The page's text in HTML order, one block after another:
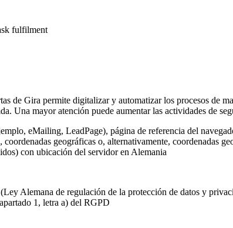
fulfilment
de Gira permite digitalizar y automatizar los procesos de
Una mayor atención puede aumentar las actividades de
eMailing, LeadPage), página de referencia del
geográficas o, alternativamente, coordenadas
con ubicación del servidor en Alemania
Alemana de regulación de la protección de datos y
1, letra a) del RGPD